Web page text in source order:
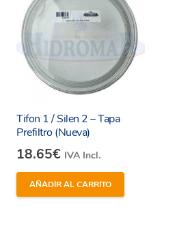
Tifon 1 / Silen 2 – Tapa
Prefiltro (Nueva)
18.65€ IVA Incl.
AÑADIR AL CARRITO